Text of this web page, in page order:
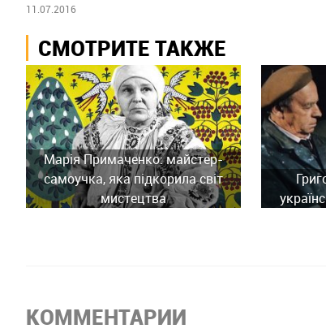
11.07.2016
СМОТРИТЕ ТАКЖЕ
Марія Примаченко: майстер-
самоучка, яка підкорила світ
мистецтва
КОММЕНТАРИИ